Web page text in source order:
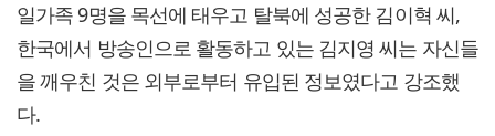
일가족 9명을 목선에 태우고 탈북에 성공한 김이혁 씨,
한국에서 방송인으로 활동하고 있는 김지영 씨는 자신들
을 깨우친 것은 외부로부터 유입된 정보였다고 강조했
다.